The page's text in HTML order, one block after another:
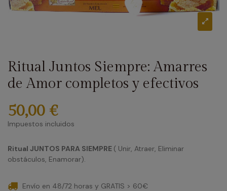
Ritual Juntos Siempre: Amarres
de Amor completos y efectivos
50,00 €
Impuestos incluidos
Ritual JUNTOS PARA SIEMPRE ( Unir, Atraer, Eliminar
obstáculos, Enamorar).
Envío en 48/72 horas y GRATIS > 60€